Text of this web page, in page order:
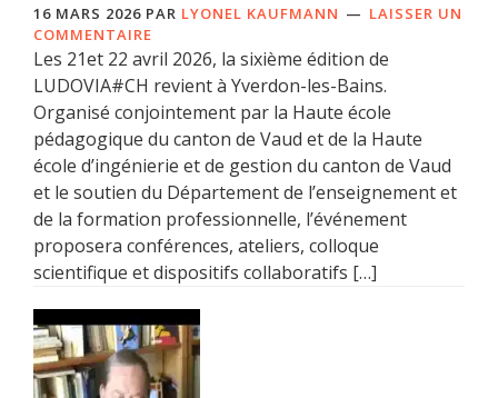
16 MARS 2026 PAR LYONEL KAUFMANN
LAISSER UN
COMMENTAIRE
Les 21et 22 avril 2026, la sixième édition de
LUDOVIA#CH revient à Yverdon-les-Bains.
Organisé conjointement par la Haute école
pédagogique du canton de Vaud et de la Haute
école d’ingénierie et de gestion du canton de Vaud
et le soutien du Département de l’enseignement et
de la formation professionnelle, l’événement
proposera conférences, ateliers, colloque
scientifique et dispositifs collaboratifs […]